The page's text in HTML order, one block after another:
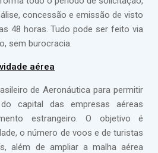
concessão e emissão de visto
48 horas. Tudo pode ser feito via
sem burocracia.
aérea
de Aeronáutica para permitir
capital das empresas aéreas
estrangeiro. O objetivo é
o número de voos e de turistas
além de ampliar a malha aérea